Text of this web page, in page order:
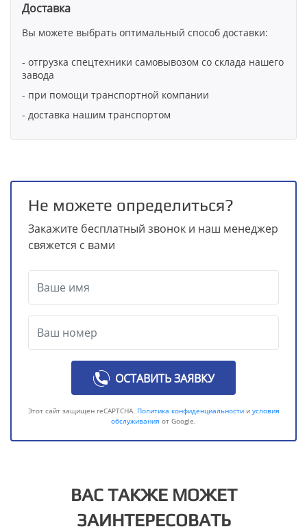
Доставка
Вы можете выбрать оптимальный способ доставки:
- отгрузка спецтехники самовывозом со склада нашего
завода
- при помощи транспортной компании
- доставка нашим транспортом
Не можете определиться?
Закажите бесплатный звонок и наш менеджер
свяжется с вами
ОСТАВИТЬ ЗАЯВКУ
Этот сайт защищен reCAPTCHA. Политика конфиденциальностии условия
обслуживания от Google.
ВАС ТАКЖЕ МОЖЕТ
ЗАИНТЕРЕСОВАТЬ